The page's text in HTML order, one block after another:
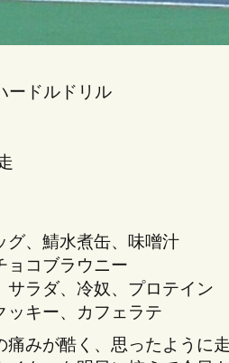
ードルドリル
グ、鯖水煮缶、味噌汁
ョコブラウニー
サラダ、冷奴、プロテイン
ッキー、カフェラテ
痛みが酷く、思ったように